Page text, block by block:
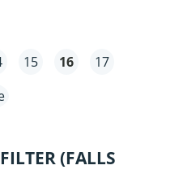
15 16
17
(FALLS